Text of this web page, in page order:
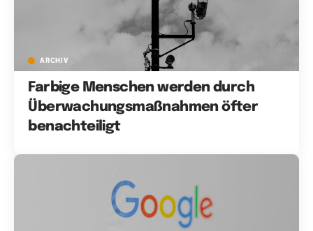
ARCHIV
Farbige Menschen werden durch
Überwachungsmaßnahmen öfter
benachteiligt